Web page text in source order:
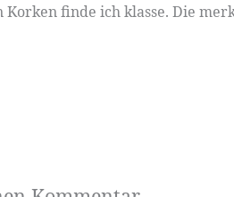
Korken finde ich klasse. Die